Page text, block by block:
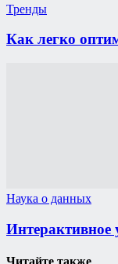
Тренды
Как легко
Наука о данных
Интерактивное
Читайте также